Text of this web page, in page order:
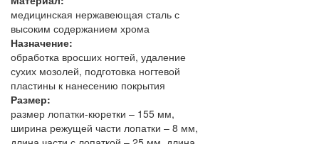
медицинская нержавеющая сталь с
высоким содержанием хрома
Назначение:
обработка вросших ногтей, удаление
сухих мозолей, подготовка ногтевой
пластины к нанесению покрытия
Размер:
размер лопатки-кюретки – 155 мм,
ширина режущей части лопатки – 8 мм,